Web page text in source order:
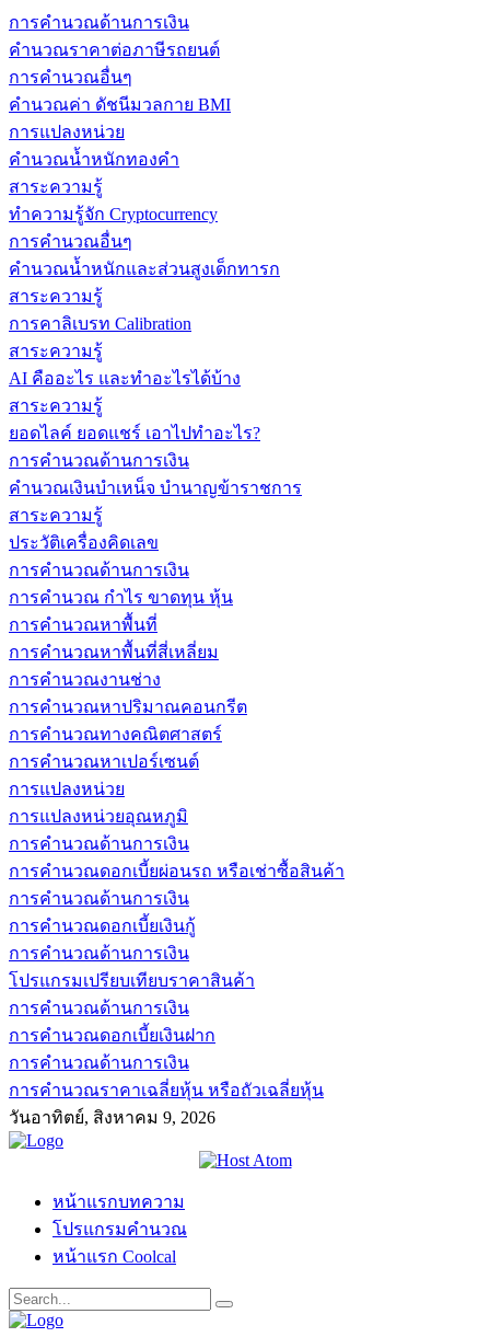
การคำนวณด้านการเงิน
คำนวณราคาต่อภาษีรถยนต์
การคำนวณอื่นๆ
คำนวณค่า ดัชนีมวลกาย BMI
การแปลงหน่วย
คำนวณน้ำหนักทองคำ
สาระความรู้
ทำความรู้จัก Cryptocurrency
การคำนวณอื่นๆ
คำนวณน้ำหนักและส่วนสูงเด็กทารก
สาระความรู้
การคาลิเบรท Calibration
สาระความรู้
AI คืออะไร และทำอะไรได้บ้าง
สาระความรู้
ยอดไลค์ ยอดแชร์ เอาไปทำอะไร?
การคำนวณด้านการเงิน
คำนวณเงินบำเหน็จ บำนาญข้าราชการ
สาระความรู้
ประวัติเครื่องคิดเลข
การคำนวณด้านการเงิน
การคำนวณ กำไร ขาดทุน หุ้น
การคำนวณหาพื้นที่
การคำนวณหาพื้นที่สี่เหลี่ยม
การคำนวณงานช่าง
การคำนวณหาปริมาณคอนกรีต
การคำนวณทางคณิตศาสตร์
การคำนวณหาเปอร์เซนต์
การแปลงหน่วย
การแปลงหน่วยอุณหภูมิ
การคำนวณด้านการเงิน
การคำนวณดอกเบี้ยผ่อนรถ หรือเช่าซื้อสินค้า
การคำนวณด้านการเงิน
การคำนวณดอกเบี้ยเงินกู้
การคำนวณด้านการเงิน
โปรแกรมเปรียบเทียบราคาสินค้า
การคำนวณด้านการเงิน
การคำนวณดอกเบี้ยเงินฝาก
การคำนวณด้านการเงิน
การคำนวณราคาเฉลี่ยหุ้น หรือถัวเฉลี่ยหุ้น
วันอาทิตย์, สิงหาคม 9, 2026
หน้าแรกบทความ
โปรแกรมคำนวณ
หน้าแรก Coolcal